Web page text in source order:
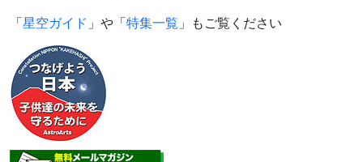
「星空ガイド 」や「特集一覧 」もご覧ください